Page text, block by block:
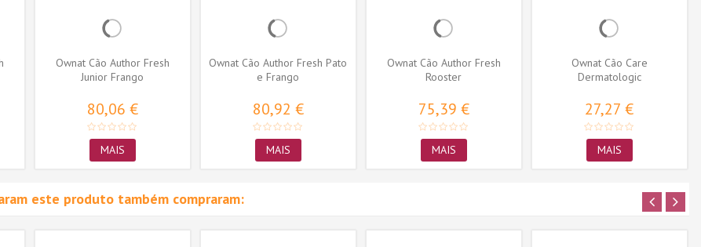
Ownat Cão Author Fresh
Junior Frango
80,06 €
MAIS
Ownat Cão Author Fresh Pato
e Frango
80,92 €
MAIS
Ownat Cão Author Fresh
Rooster
75,39 €
MAIS
Ownat Cão Care
Dermatologic
27,27 €
MAIS
este produto também compraram: